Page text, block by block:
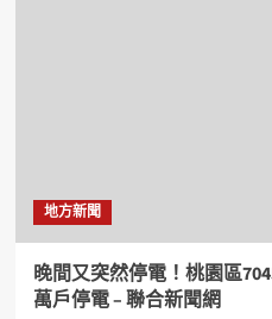
地方新聞
晚間又突然停電！桃園區
萬戶停電 – 聯合新聞網